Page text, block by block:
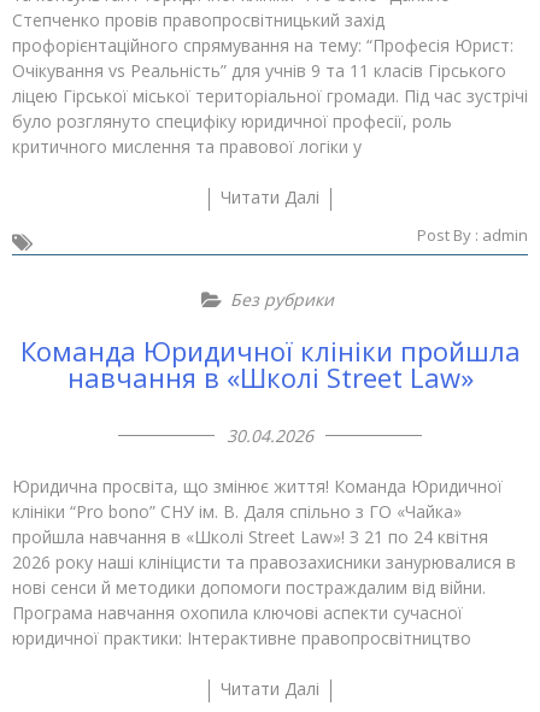
Степченко провів правопросвітницький захід
профорієнтаційного спрямування на тему: “Професія Юрист:
Очікування vs Реальність” для учнів 9 та 11 класів Гірського
ліцею Гірської міської територіальної громади. Під час зустрічі
було розглянуто специфіку юридичної професії, роль
критичного мислення та правової логіки у
Читати Далі
Post By : admin
Без рубрики
Команда Юридичної клініки пройшла
навчання в «Школі Street Law»
30.04.2026
Юридична просвіта, що змінює життя! Команда Юридичної
клініки “Pro bono” СНУ ім. В. Даля спільно з ГО «Чайка»
пройшла навчання в «Школі Street Law»! З 21 по 24 квітня
2026 року наші клініцисти та правозахисники занурювалися в
нові сенси й методики допомоги постраждалим від війни.
Програма навчання охопила ключові аспекти сучасної
юридичної практики: Інтерактивне правопросвітництво
Читати Далі